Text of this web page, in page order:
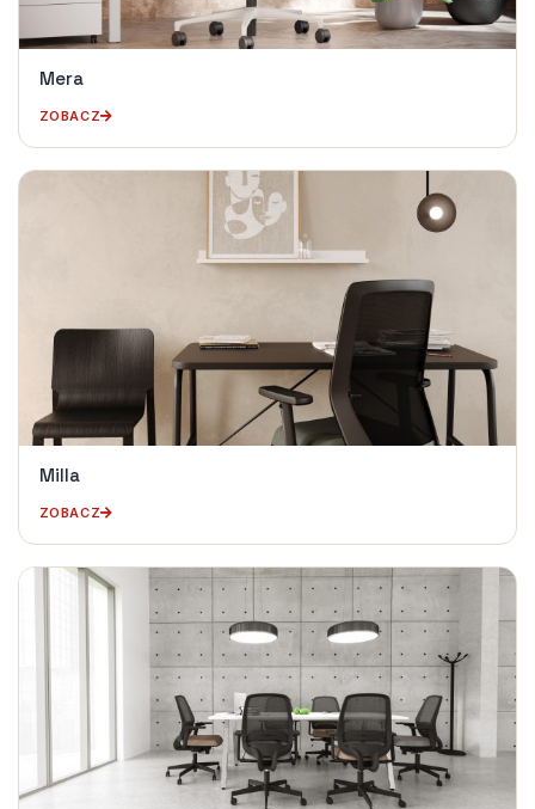
Mera
ZOBACZ
Milla
ZOBACZ